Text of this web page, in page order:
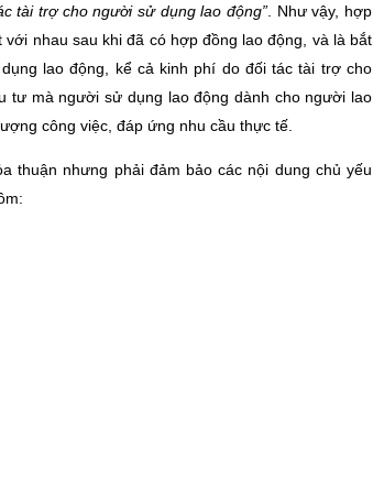
tài trợ cho người sử dụng lao động”. Như vậy, hợp
nhau sau khi đã có hợp đồng lao động, và là bắt
lao động, kể cả kinh phí do đối tác tài trợ cho
tư mà người sử dụng lao động dành cho người lao
công việc, đáp ứng nhu cầu thực tế.
thuận nhưng phải đảm bảo các nội dung chủ yếu